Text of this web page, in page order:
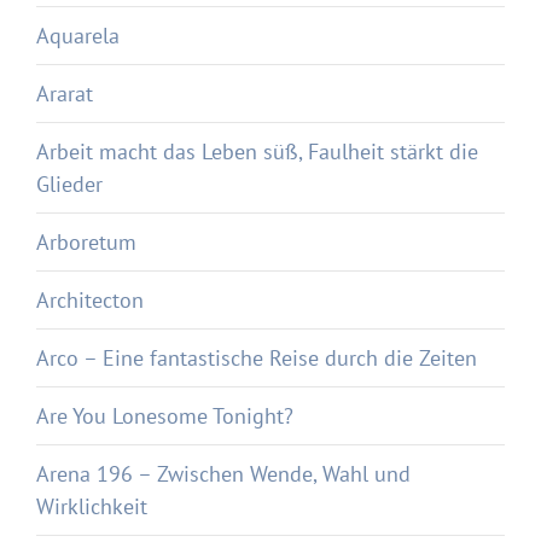
Aquarela
Ararat
Arbeit macht das Leben süß, Faulheit stärkt die
Glieder
Arboretum
Architecton
Arco – Eine fantastische Reise durch die Zeiten
Are You Lonesome Tonight?
Arena 196 – Zwischen Wende, Wahl und
Wirklichkeit